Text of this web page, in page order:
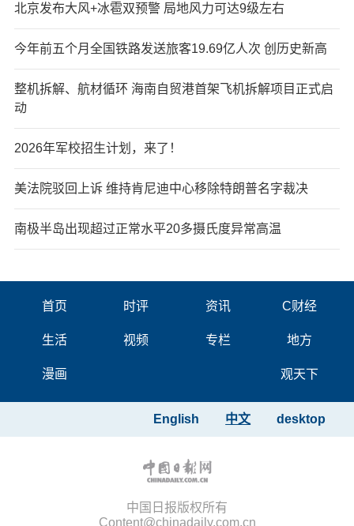
北京发布大风+冰雹双预警 局地风力可达9级左右
今年前五个月全国铁路发送旅客19.69亿人次 创历史新高
整机拆解、航材循环 海南自贸港首架飞机拆解项目正式启
动
2026年军校招生计划，来了！
美法院驳回上诉 维持肯尼迪中心移除特朗普名字裁决
南极半岛出现超过正常水平20多摄氏度异常高温
首页 时评 资讯 C财经
生活 视频 专栏 地方
漫画 观天下
desktop
中文
English
中国日报版权所有
Content@chinadaily.com.cn